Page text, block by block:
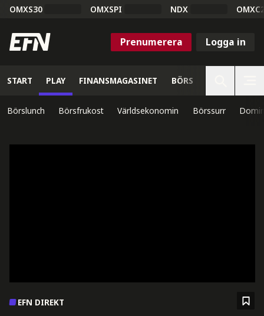
OMXS30 OMXSPI NDX
Prenumerera Logga in
START PLAY FINANSMAGASINET BÖRS
Börslunch Börsfrukost Världsekonomin Börssurr
EFN DIREKT